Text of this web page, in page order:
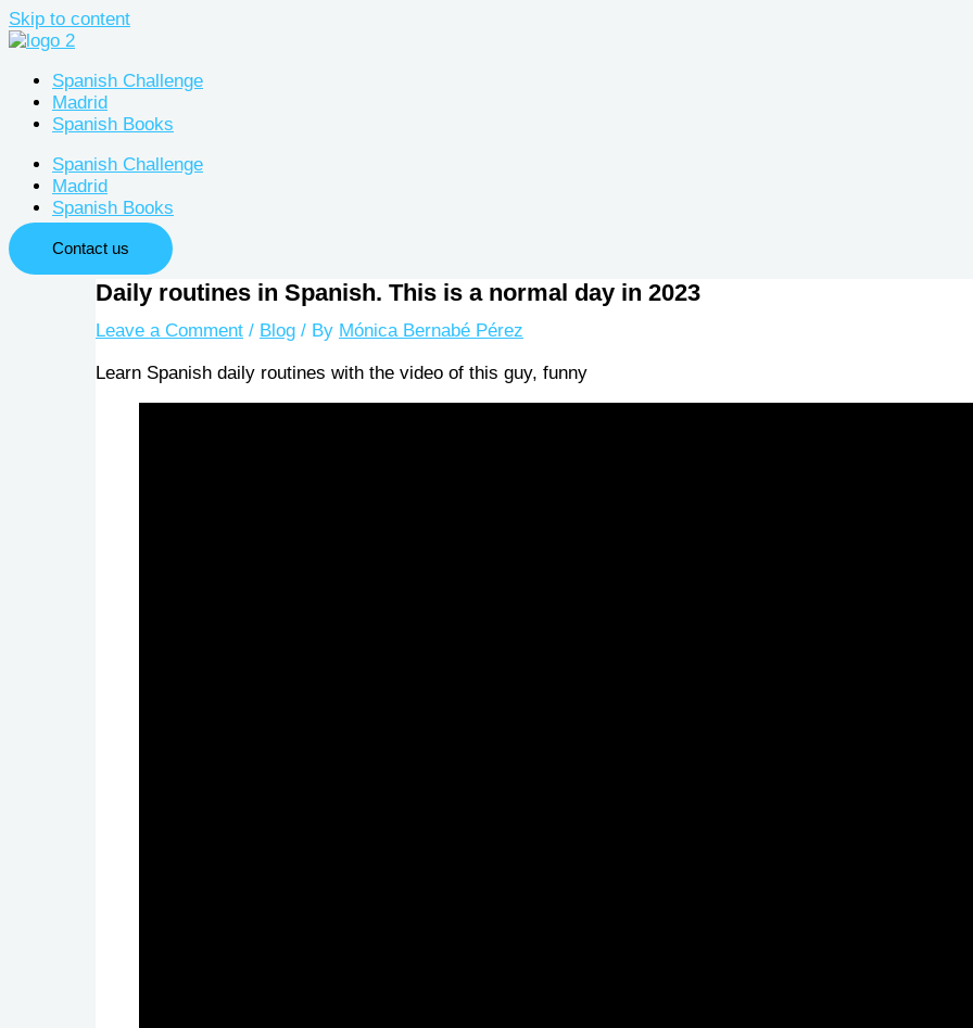
Skip to content
Spanish Challenge
Madrid
Spanish Books
Spanish Challenge
Madrid
Spanish Books
Contact us
Daily routines in Spanish. This is a normal day in 2023
Leave a Comment / Blog / By Mónica Bernabé Pérez
Learn Spanish daily routines with the video of this guy, funny